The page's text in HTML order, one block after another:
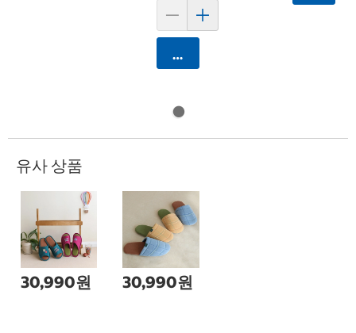
카트에 담기
유사 상품
30,990원 30,990원